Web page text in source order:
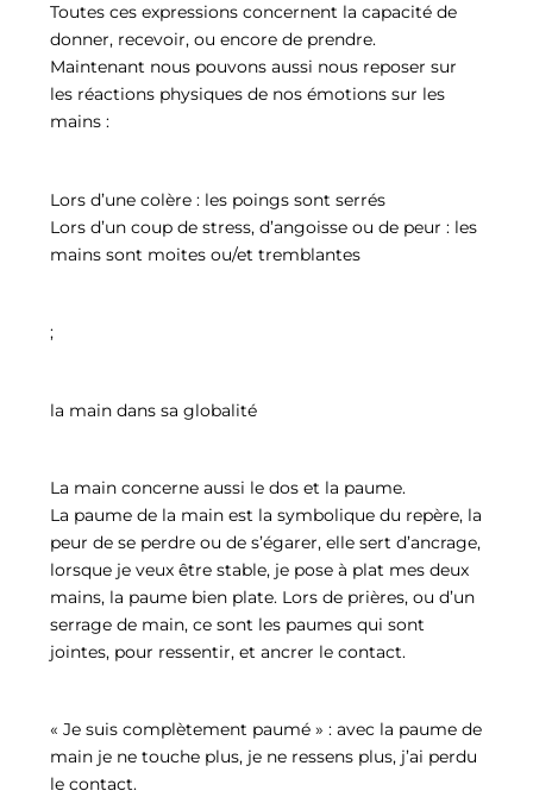
Toutes ces expressions concernent la capacité de
donner, recevoir, ou encore de prendre.
Maintenant nous pouvons aussi nous reposer sur
les réactions physiques de nos émotions sur les
mains :
Lors d’une colère : les poings sont serrés
Lors d’un coup de stress, d’angoisse ou de peur : les
mains sont moites ou/et tremblantes
;
la main dans sa globalité
La main concerne aussi le dos et la paume.
La paume de la main est la symbolique du repère, la
peur de se perdre ou de s’égarer, elle sert d’ancrage,
lorsque je veux être stable, je pose à plat mes deux
mains, la paume bien plate. Lors de prières, ou d’un
serrage de main, ce sont les paumes qui sont
jointes, pour ressentir, et ancrer le contact.
« Je suis complètement paumé » : avec la paume de
main je ne touche plus, je ne ressens plus, j’ai perdu
le contact.